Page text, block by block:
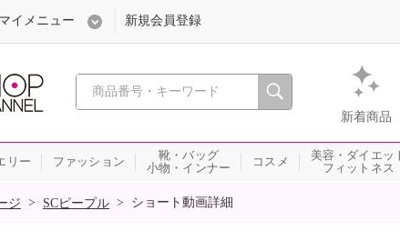
心おどる、瞬間を。通販・テレビショッピン
新着商品
マイメニュー 新規会員登録
リー ファッション
靴・バッグ
小物・インナー
コスメ
美容・ダイエッ
フィットネス
ジ > SCピープル > ショート動画詳細